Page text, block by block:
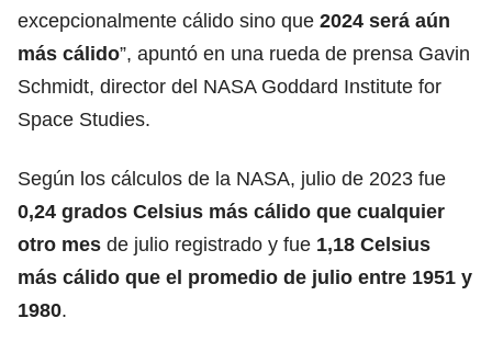
excepcionalmente cálido sino que 2024 será aún
más cálido”, apuntó en una rueda de prensa Gavin
Schmidt, director del NASA Goddard Institute for
Space Studies.
Según los cálculos de la NASA, julio de 2023 fue
0,24 grados Celsius más cálido que cualquier
otro mes de julio registrado y fue 1,18 Celsius
más cálido que el promedio de julio entre 1951 y
1980.